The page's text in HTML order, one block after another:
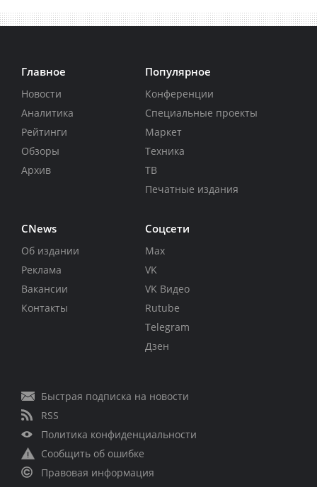
Главное
Новости
Аналитика
Рейтинги
Обзоры
Архив
Популярное
Конференции
Специальные проекты
Маркет
Техника
ТВ
Печатные издания
CNews
Об издании
Реклама
Вакансии
Контакты
Соцсети
Max
VK
VK Видео
Rutube
Telegram
Дзен
Быстрая подписка на новости
RSS
Политика конфиденциальности
Сообщить об ошибке
Правовая информация